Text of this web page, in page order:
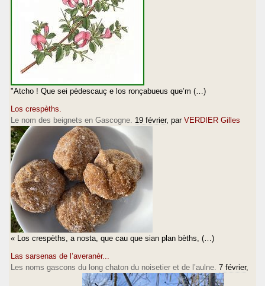
"Atcho ! Que sei pèdescauç e los ronçabueus que’m (…)
Los crespèths.
Le nom des beignets en Gascogne. 19 février, par VERDIER Gilles
« Los crespèths, a nosta, que cau que sian plan bèths, (…)
Las sarsenas de l’averanèr...
Les noms gascons du long chaton du noisetier et de l’aulne. 7 février,